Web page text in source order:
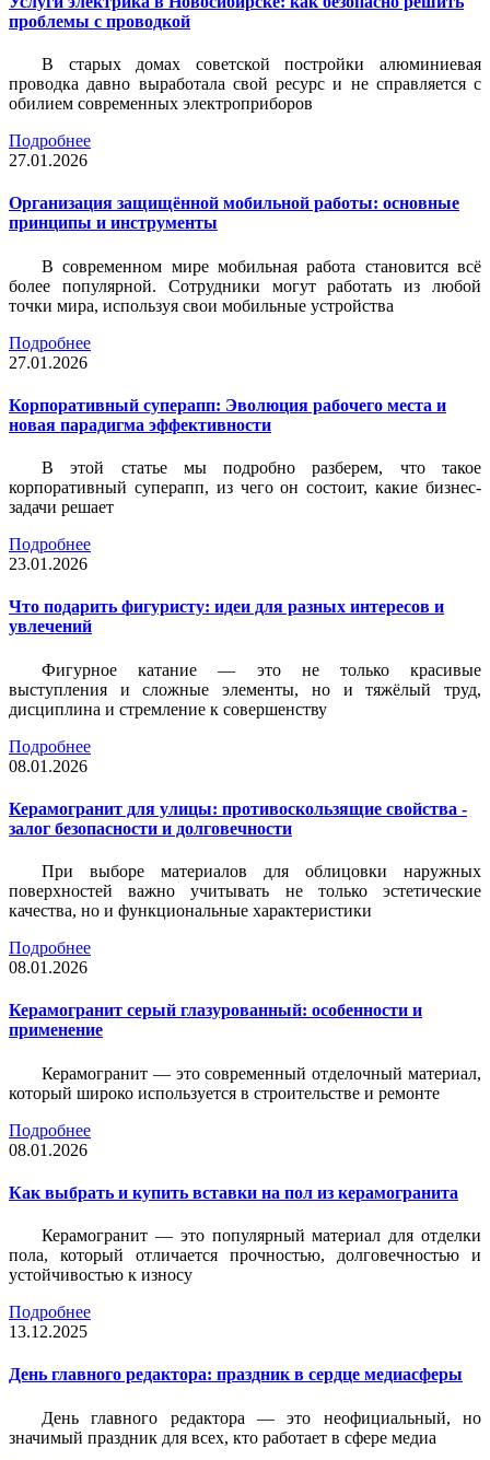
проблемы с проводкой
В старых домах советской постройки алюминиевая
проводка давно выработала свой ресурс и не справляется с
обилием современных электроприборов
Подробнее
27.01.2026
Организация защищённой мобильной работы: основные
принципы и инструменты
В современном мире мобильная работа становится всё
более популярной. Сотрудники могут работать из любой
точки мира, используя свои мобильные устройства
Подробнее
27.01.2026
Корпоративный суперапп: Эволюция рабочего места и
новая парадигма эффективности
В этой статье мы подробно разберем, что такое
корпоративный суперапп, из чего он состоит, какие бизнес-
задачи решает
Подробнее
23.01.2026
Что подарить фигуристу: идеи для разных интересов и
увлечений
Фигурное катание — это не только красивые
выступления и сложные элементы, но и тяжёлый труд,
дисциплина и стремление к совершенству
Подробнее
08.01.2026
Керамогранит для улицы: противоскользящие свойства -
залог безопасности и долговечности
При выборе материалов для облицовки наружных
поверхностей важно учитывать не только эстетические
качества, но и функциональные характеристики
Подробнее
08.01.2026
Керамогранит серый глазурованный: особенности и
применение
Керамогранит — это современный отделочный материал,
который широко используется в строительстве и ремонте
Подробнее
08.01.2026
Как выбрать и купить вставки на пол из керамогранита
Керамогранит — это популярный материал для отделки
пола, который отличается прочностью, долговечностью и
устойчивостью к износу
Подробнее
13.12.2025
День главного редактора: праздник в сердце медиасферы
День главного редактора — это неофициальный, но
значимый праздник для всех, кто работает в сфере медиа